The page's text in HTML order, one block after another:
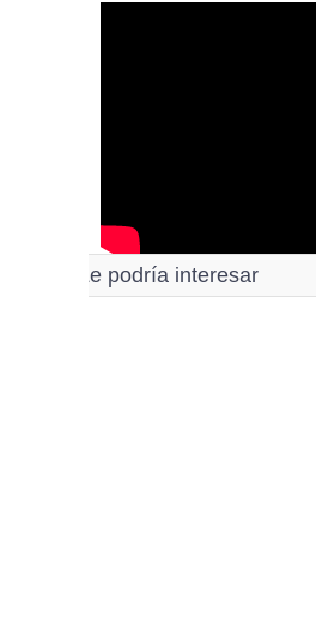
Le podría interesar